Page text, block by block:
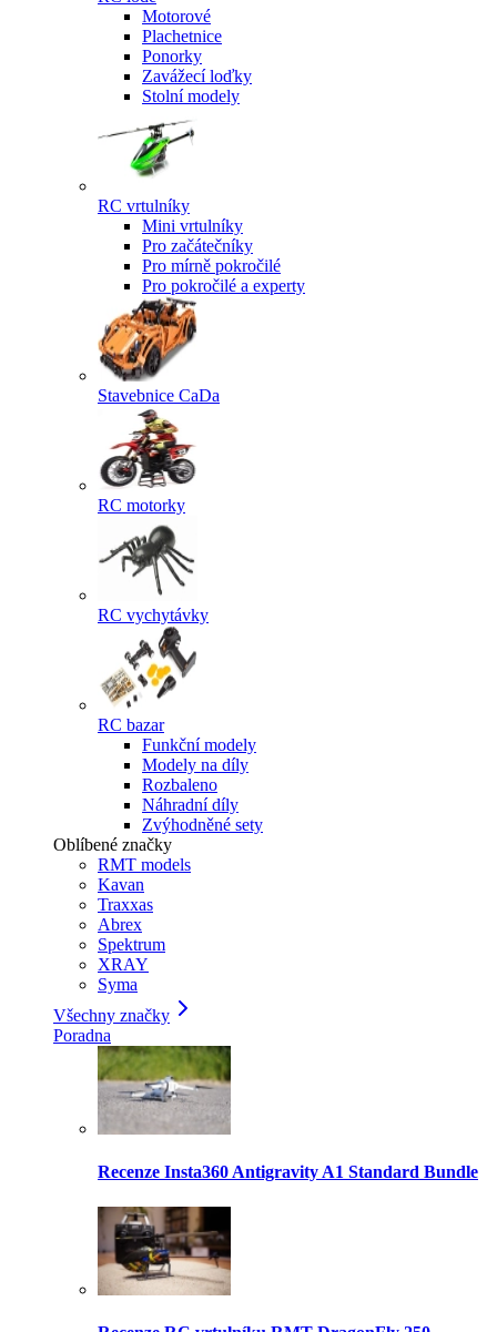
Motorové
Plachetnice
Ponorky
Zavážecí loďky
Stolní modely
RC vrtulníky
Mini vrtulníky
Pro začátečníky
Pro mírně pokročilé
Pro pokročilé a experty
Stavebnice CaDa
RC motorky
RC vychytávky
RC bazar
Funkční modely
Modely na díly
Rozbaleno
Náhradní díly
Zvýhodněné sety
Oblíbené značky
RMT models
Kavan
Traxxas
Abrex
Spektrum
XRAY
Syma
Všechny značky
Poradna
Recenze Insta360 Antigravity A1 Standard Bundle